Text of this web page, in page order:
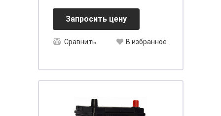
Запросить цену
Сравнить В избранное